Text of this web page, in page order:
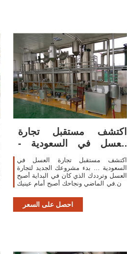
اكتشف مستقبل تجارة
العسل في السعودية -
موثوق
اكتشف مستقبل تجارة العسل في
السعودية … بدء مشروعك الجديد لتجارة
العسل وترددك الذي كان في البداية أصبح
الأن في الماضي ونجاحك أصبح أمام عينيك
السعودية وتهافت المشتريين على
الأسواق
احصل على السعر